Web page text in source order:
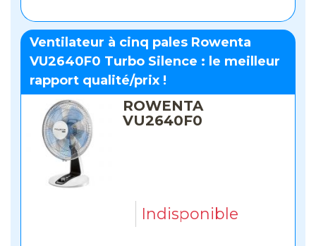
Ventilateur à cinq pales Rowenta
VU2640F0 Turbo Silence : le meilleur
rapport qualité/prix !
ROWENTA
VU2640F0
Indisponible